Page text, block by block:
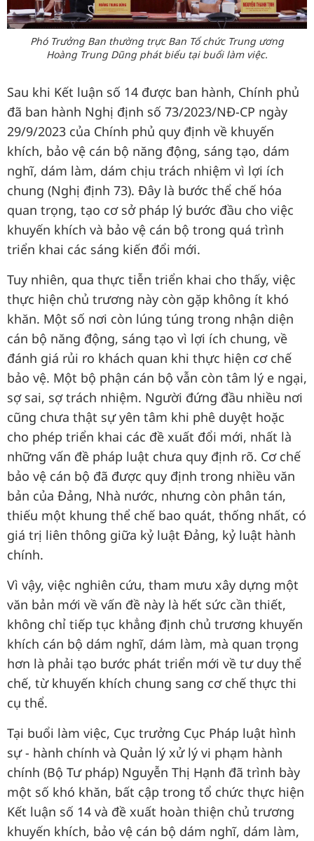
Phó Trưởng Ban thường trực Ban Tổ chức Trung ương
Hoàng Trung Dũng phát biểu tại buổi làm việc.
Sau khi Kết luận số 14 được ban hành, Chính phủ
đã ban hành Nghị định số 73/2023/NĐ-CP ngày
29/9/2023 của Chính phủ quy định về khuyến
khích, bảo vệ cán bộ năng động, sáng tạo, dám
nghĩ, dám làm, dám chịu trách nhiệm vì lợi ích
chung (Nghị định 73). Đây là bước thể chế hóa
quan trọng, tạo cơ sở pháp lý bước đầu cho việc
khuyến khích và bảo vệ cán bộ trong quá trình
triển khai các sáng kiến đổi mới.
Tuy nhiên, qua thực tiễn triển khai cho thấy, việc
thực hiện chủ trương này còn gặp không ít khó
khăn. Một số nơi còn lúng túng trong nhận diện
cán bộ năng động, sáng tạo vì lợi ích chung, về
đánh giá rủi ro khách quan khi thực hiện cơ chế
bảo vệ. Một bộ phận cán bộ vẫn còn tâm lý e ngại,
sợ sai, sợ trách nhiệm. Người đứng đầu nhiều nơi
cũng chưa thật sự yên tâm khi phê duyệt hoặc
cho phép triển khai các đề xuất đổi mới, nhất là
những vấn đề pháp luật chưa quy định rõ. Cơ chế
bảo vệ cán bộ đã được quy định trong nhiều văn
bản của Đảng, Nhà nước, nhưng còn phân tán,
thiếu một khung thể chế bao quát, thống nhất, có
giá trị liên thông giữa kỷ luật Đảng, kỷ luật hành
chính.
Vì vậy, việc nghiên cứu, tham mưu xây dựng một
văn bản mới về vấn đề này là hết sức cần thiết,
không chỉ tiếp tục khẳng định chủ trương khuyến
khích cán bộ dám nghĩ, dám làm, mà quan trọng
hơn là phải tạo bước phát triển mới về tư duy thể
chế, từ khuyến khích chung sang cơ chế thực thi
cụ thể.
Tại buổi làm việc, Cục trưởng Cục Pháp luật hình
sự - hành chính và Quản lý xử lý vi phạm hành
chính (Bộ Tư pháp) Nguyễn Thị Hạnh đã trình bày
một số khó khăn, bất cập trong tổ chức thực hiện
Kết luận số 14 và đề xuất hoàn thiện chủ trương
khuyến khích, bảo vệ cán bộ dám nghĩ, dám làm,